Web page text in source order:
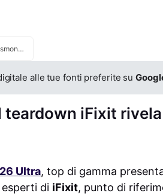
Galaxy S26 Ultra smontato da iFixit evidenzia criticità di riparazione e solleva nuovi dubbi su Samsung
alle tue fonti preferite su
teardown iFixit
Ultra, top di gamma
di iFixit, punto di